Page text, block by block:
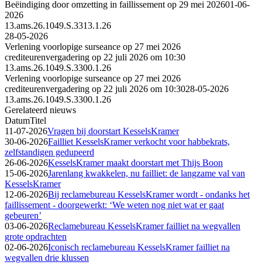
Beëindiging door omzetting in faillissement op 29 mei 202601-06-
2026
13.ams.26.1049.S.3313.1.26
28-05-2026
Verlening voorlopige surseance op 27 mei 2026
crediteurenvergadering op 22 juli 2026 om 10:30
13.ams.26.1049.S.3300.1.26
Verlening voorlopige surseance op 27 mei 2026
crediteurenvergadering op 22 juli 2026 om 10:3028-05-2026
13.ams.26.1049.S.3300.1.26
Gerelateerd nieuws
DatumTitel
11-07-2026Vragen bij doorstart KesselsKramer
30-06-2026Failliet KesselsKramer verkocht voor habbekrats,
zelfstandigen gedupeerd
26-06-2026KesselsKramer maakt doorstart met Thijs Boon
15-06-2026Jarenlang kwakkelen, nu failliet: de langzame val van
KesselsKramer
12-06-2026Bij reclamebureau KesselsKramer wordt - ondanks het
faillissement - doorgewerkt: ‘We weten nog niet wat er gaat
gebeuren’
03-06-2026Reclamebureau KesselsKramer failliet na wegvallen
grote opdrachten
02-06-2026Iconisch reclamebureau KesselsKramer failliet na
wegvallen drie klussen